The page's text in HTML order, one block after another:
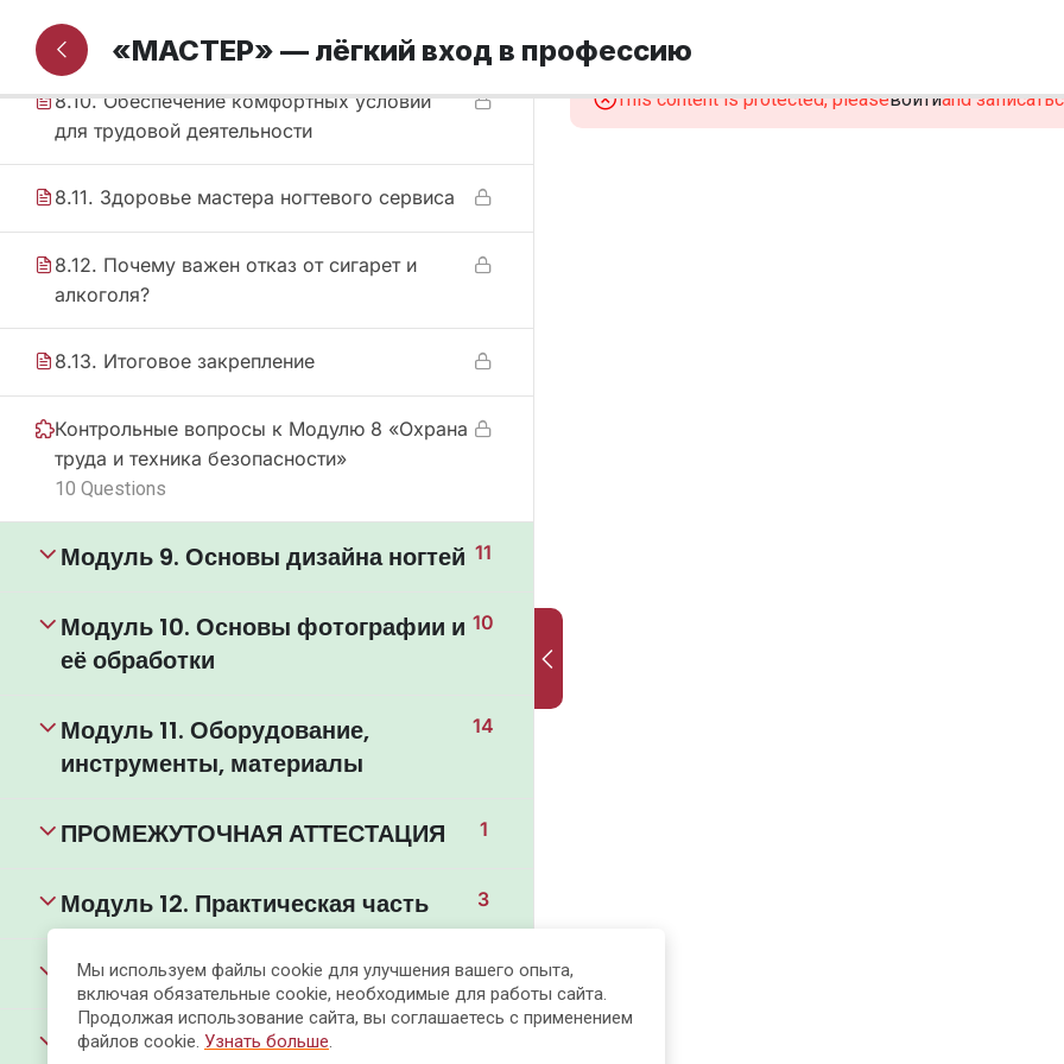
8.9. Сверка понимания
8.10. Обеспечение комфортных условий
для трудовой деятельности
8.11. Здоровье мастера ногтевого сервиса
8.12. Почему важен отказ от сигарет и
алкоголя?
8.13. Итоговое закрепление
Контрольные вопросы к Модулю 8 «Охрана
труда и техника безопасности»
10 Questions
Модуль 9. Основы дизайна ногтей 11
Модуль 10. Основы фотографии и
её обработки
10
Модуль 11. Оборудование,
инструменты, материалы
14
ПРОМЕЖУТОЧНАЯ АТТЕСТАЦИЯ 1
Модуль 12. Практическая часть 3
12.1. Комбинированный маникюр 11
12.2. Аппаратный маникюр
«МАСТЕР» — лёгкий вход в профессию
This content is protected, pleaseвойтиand
Мы используем файлы cookie для улучшения вашего опыта,
включая обязательные cookie, необходимые для работы сайта.
Продолжая использование сайта, вы соглашаетесь с применением
файлов cookie. Узнать больше.